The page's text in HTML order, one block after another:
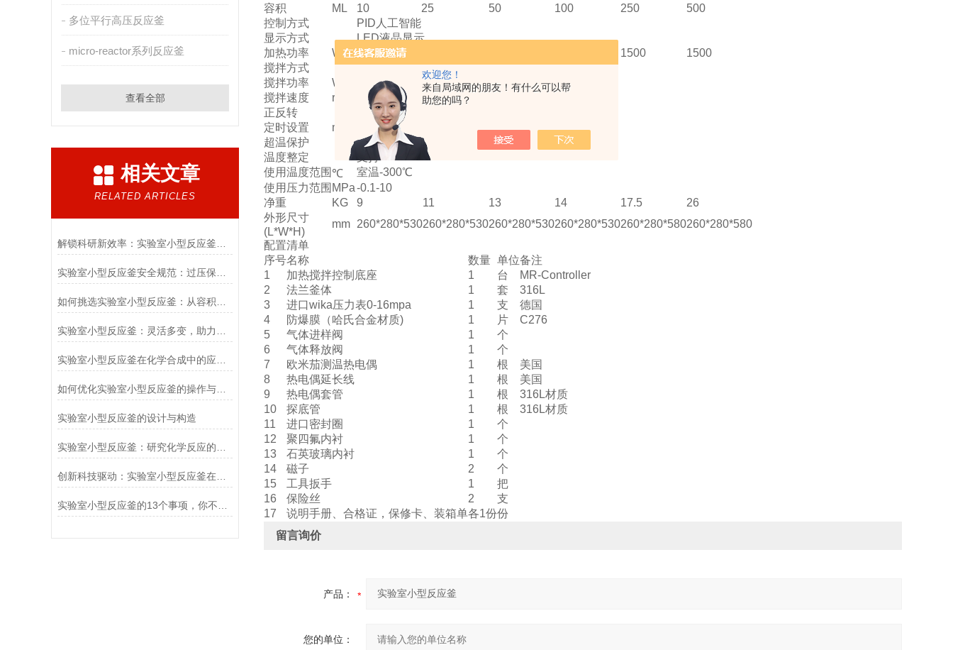
欢迎您！
来自局域网的朋友！有什么可以帮
助您的吗？
多位平行高压反应釜
micro-reactor系列反应釜
查看全部
相关文章
RELATED ARTICLES
如何优化实验室小型反应釜的操作与性能
实验室小型反应釜的设计与构造
创新科技驱动：实验室小型反应釜在生物技术领域的应用
容积 ML 10 25 50 100 250
500
控制方式
PID人工智能
显示方式
LED液晶显示
加热功率
W 600 1500
1500
搅拌方式
磁力搅拌
搅拌功率
W
搅拌速度
r/min
0-1500
正反转
支持
定时设置
min
支持保温定时及工作定时
超温保护
支持超温报警及自动停止加热
温度整定
支持
使用温度范围 ℃
室温-300℃
使用压力范围 MPa-0.1-10
净重
KG 9 11 13 14 17.5
26
外形尺寸
(L*W*H)
mm 260*280*530260*280*530260*280*530260*280*530260*280*580260*280*580
配置清单
序号名称 数量 单位备注
1
加热搅拌控制底座 1 台
MR-Controller
2
法兰釜体 1 套
316L
3
进口wika压力表0-16mpa 1 支
德国
4
防爆膜（哈氏合金材质) 1 片
C276
5
气体进样阀 1
个
6
气体释放阀 1
个
7
欧米茄测温热电偶 1 根
美国
8
热电偶延长线 1 根
美国
9
热电偶套管 1 根
316L材质
10
探底管 1 根
316L材质
11
进口密封圈 1
个
12
聚四氟内衬 1
个
13
石英玻璃内衬 1
个
14
磁子 2
个
15
工具扳手 1
把
16
保险丝 2
支
17
说明手册、合格证，保修卡、装箱单各1份份
留言询价
产品：
您的单位：